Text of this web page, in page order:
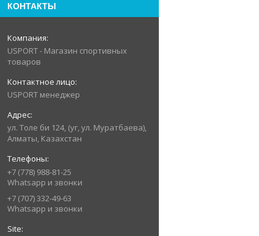
КОНТАКТЫ
USPORT - Магазин спортивных
товаров
USPORT менеджер
ул. Толе би 124, (уг, ул. Муратбаева),
Алматы, Казахстан
+7 (778) 988-81-25
Whatsapp и звонки
+7 (707) 332-49-63
Whatsapp и звонки